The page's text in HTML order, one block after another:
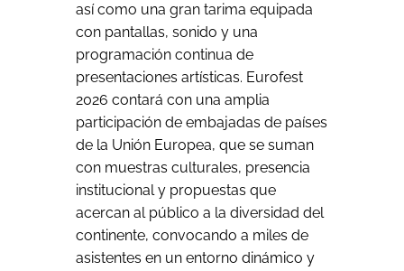
así como una gran tarima equipada
con pantallas, sonido y una
programación continua de
presentaciones artísticas. Eurofest
2026 contará con una amplia
participación de embajadas de países
de la Unión Europea, que se suman
con muestras culturales, presencia
institucional y propuestas que
acercan al público a la diversidad del
continente, convocando a miles de
asistentes en un entorno dinámico y